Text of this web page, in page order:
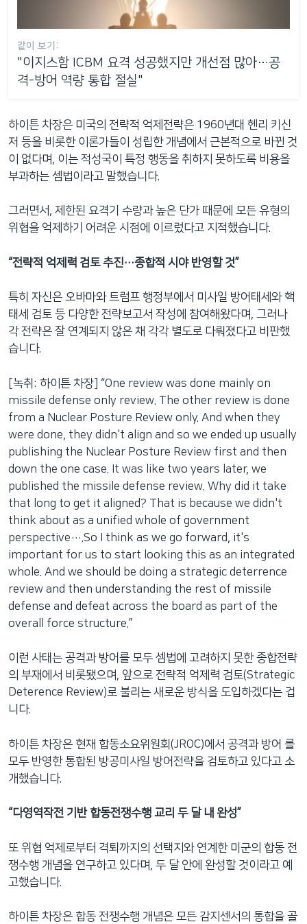
같이 보기:
"이지스함 ICBM 요격 성공했지만 개선점 많아…공
격-방어 역량 통합 절실"
하이튼 차장은 미국의 전략적 억제전략은 1960년대 헨리 키신
저 등을 비롯한 이론가들이 성립한 개념에서 근본적으로 바뀐 것
이 없다며, 이는 적성국이 특정 행동을 취하지 못하도록 비용을
부과하는 셈법이라고 말했습니다.
그러면서, 제한된 요격기 수량과 높은 단가 때문에 모든 유형의
위협을 억제하기 어려운 시점에 이르렀다고 지적했습니다.
“전략적 억제력 검토 추진…종합적 시야 반영할 것”
특히 자신은 오바마와 트럼프 행정부에서 미사일 방어태세와 핵
태세 검토 등 다양한 전략보고서 작성에 참여해왔다며, 그러나
각 전략은 잘 연계되지 않은 채 각각 별도로 다뤄졌다고 비판했
습니다.
[녹취: 하이튼 차장] “One review was done mainly on
missile defense only review. The other review is done
from a Nuclear Posture Review only. And when they
were done, they didn't align and so we ended up usually
publishing the Nuclear Posture Review first and then
down the one case. It was like two years later, we
published the missile defense review. Why did it take
that long to get it aligned? That is because we didn't
think about as a unified whole of government
perspective….So I think as we go forward, it's
important for us to start looking this as an integrated
whole. And we should be doing a strategic deterrence
review and then understanding the rest of missile
defense and defeat across the board as part of the
overall force structure.”
이런 사태는 공격과 방어를 모두 셈법에 고려하지 못한 종합전략
의 부재에서 비롯됐으며, 앞으로 전략적 억제력 검토(Strategic
Deterence Review)로 불리는 새로운 방식을 도입하겠다는 겁
니다.
하이튼 차장은 현재 합동소요위원회(JROC)에서 공격과 방어 를
모두 반영한 통합된 방공미사일 방어전략을 검토하고 있다고 소
개했습니다.
“다영역작전 기반 합동전쟁수행 교리 두 달 내 완성”
또 위협 억제로부터 격퇴까지의 선택지와 연계한 미군의 합동 전
쟁수행 개념을 연구하고 있다며, 두 달 안에 완성할 것이라고 예
고했습니다.
하이튼 차장은 합동 전쟁수행 개념은 모든 감지센서의 통합을 골